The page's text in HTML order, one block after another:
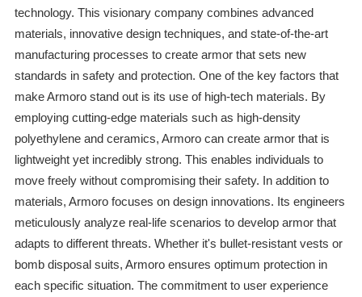
technology. This visionary company combines advanced
materials, innovative design techniques, and state-of-the-art
manufacturing processes to create armor that sets new
standards in safety and protection. One of the key factors that
make Armoro stand out is its use of high-tech materials. By
employing cutting-edge materials such as high-density
polyethylene and ceramics, Armoro can create armor that is
lightweight yet incredibly strong. This enables individuals to
move freely without compromising their safety. In addition to
materials, Armoro focuses on design innovations. Its engineers
meticulously analyze real-life scenarios to develop armor that
adapts to different threats. Whether it's bullet-resistant vests or
bomb disposal suits, Armoro ensures optimum protection in
each specific situation. The commitment to user experience